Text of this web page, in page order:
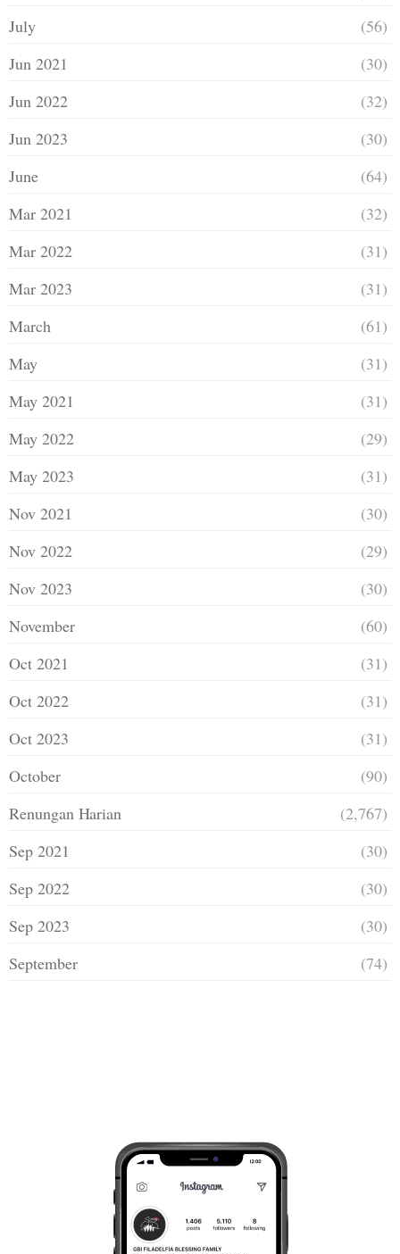
July
(56)
Jun 2021
(30)
Jun 2022
(32)
Jun 2023
(30)
June
(64)
Mar 2021
(32)
Mar 2022
(31)
Mar 2023
(31)
March
(61)
May
(31)
May 2021
(31)
May 2022
(29)
May 2023
(31)
Nov 2021
(30)
Nov 2022
(29)
Nov 2023
(30)
November
(60)
Oct 2021
(31)
Oct 2022
(31)
Oct 2023
(31)
October
(90)
Renungan Harian
(2,767)
Sep 2021
(30)
Sep 2022
(30)
Sep 2023
(30)
September
(74)